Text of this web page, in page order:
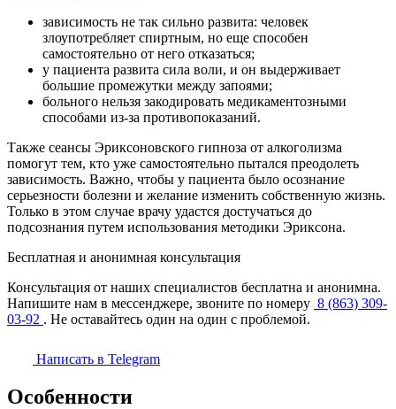
зависимость не так сильно развита: человек
злоупотребляет спиртным, но еще способен
самостоятельно от него отказаться;
у пациента развита сила воли, и он выдерживает
большие промежутки между запоями;
больного нельзя закодировать медикаментозными
способами из-за противопоказаний.
Также сеансы Эриксоновского гипноза от алкоголизма
помогут тем, кто уже самостоятельно пытался преодолеть
зависимость. Важно, чтобы у пациента было осознание
серьезности болезни и желание изменить собственную жизнь.
Только в этом случае врачу удастся достучаться до
подсознания путем использования методики Эриксона.
Бесплатная и анонимная консультация
Консультация от наших специалистов бесплатна и анонимна.
Напишите нам в мессенджере, звоните по номеру 8 (863) 309-
03-92 . Не оставайтесь один на один с проблемой.
Написать в Telegram
Особенности